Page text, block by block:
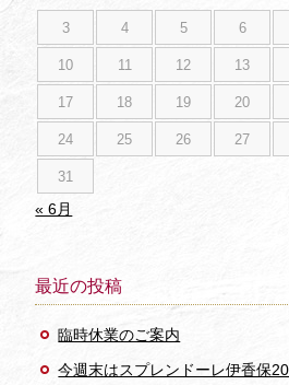
3 4 5 6
10 11 12 13
17 18 19 20
24 25 26 27
31
« 6月
最近の投稿
臨時休業のご案内
今週末はスプレンドーレ伊香保